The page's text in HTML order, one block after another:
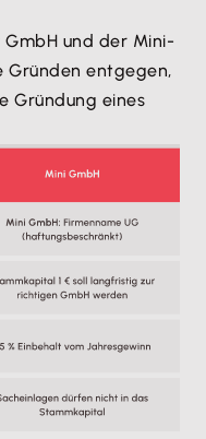
und der Mini-
Gründen entgegen,
Gründung eines